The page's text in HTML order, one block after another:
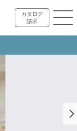
カタログ
請求